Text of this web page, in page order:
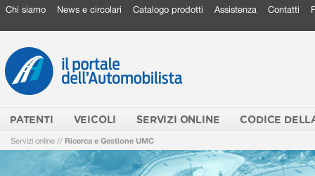
Chi siamo News e circolari Catalogo prodotti Assistenza Contatti
PATENTI VEICOLI SERVIZI ONLINE CODICE
Servizi online // Ricerca e Gestione UMC